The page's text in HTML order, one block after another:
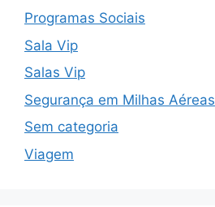
Programas Sociais
Sala Vip
Salas Vip
Segurança em Milhas Aéreas
Sem categoria
Viagem